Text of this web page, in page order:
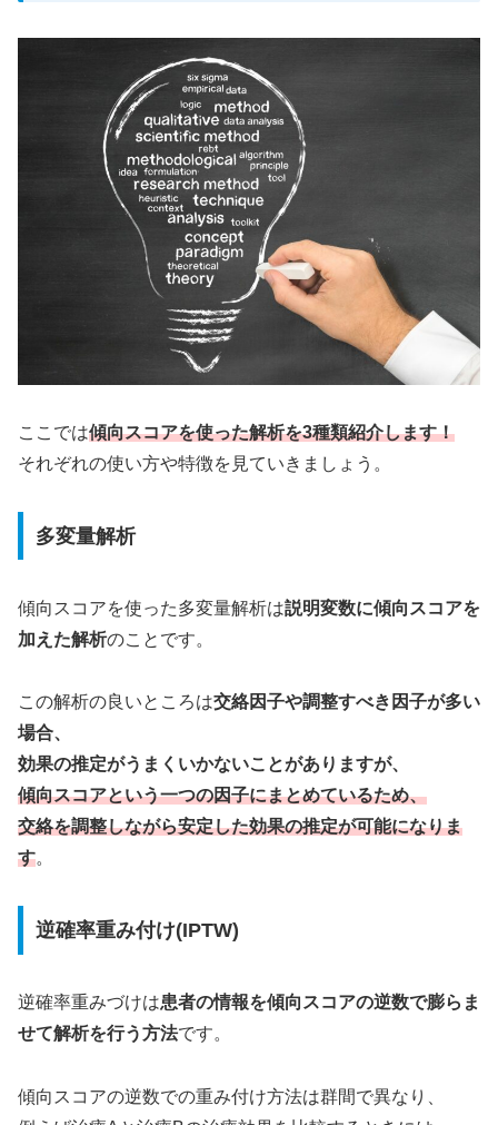
ここでは傾向スコアを使った解析を3種類紹介します！
それぞれの使い方や特徴を見ていきましょう。
多変量解析
傾向スコアを使った多変量解析は説明変数に傾向スコアを
加えた解析のことです。
この解析の良いところは交絡因子や調整すべき因子が多い
場合、
効果の推定がうまくいかないことがありますが、
傾向スコアという一つの因子にまとめているため、
交絡を調整しながら安定した効果の推定が可能になりま
す。
逆確率重み付け(IPTW)
逆確率重みづけは患者の情報を傾向スコアの逆数で膨らま
せて解析を行う方法です。
傾向スコアの逆数での重み付け方法は群間で異なり、